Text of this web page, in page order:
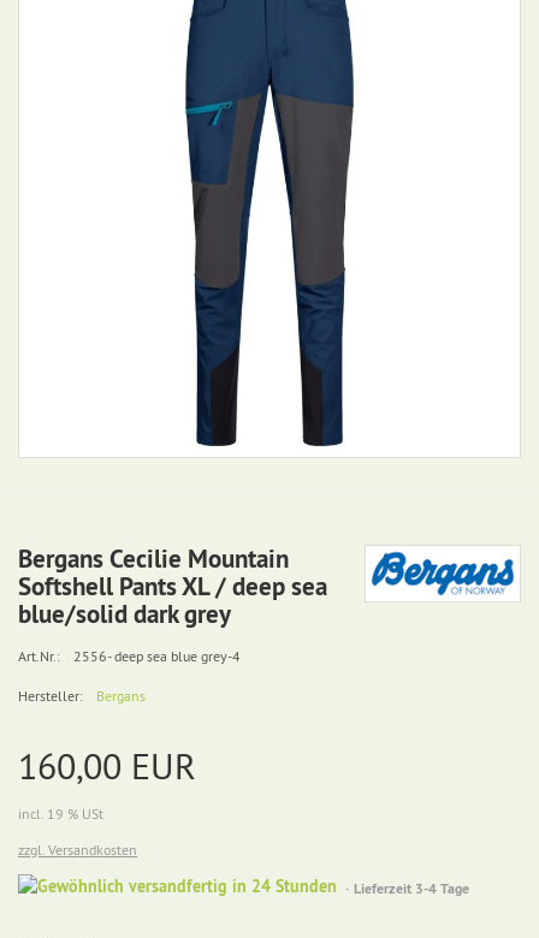
Bergans Cecilie Mountain
Softshell Pants XL / deep sea
blue/solid dark grey
Art.Nr.: 2556- deep sea blue grey-4
Hersteller: Bergans
160,00 EUR
incl. 19 % USt
zzgl. Versandkosten
Gewöhnlich
Lieferzeit 3-4 Tage